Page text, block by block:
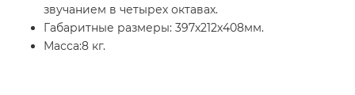
звучанием в четырех октавах.
Габаритные размеры: 397х212х408мм.
Масса:8 кг.